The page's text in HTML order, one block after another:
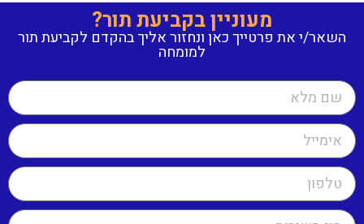
מעוניין בקביעת תור?
השאר/י את פרטייך כאן ונחזור אליך בהקדם לקביעת תור
למומחה